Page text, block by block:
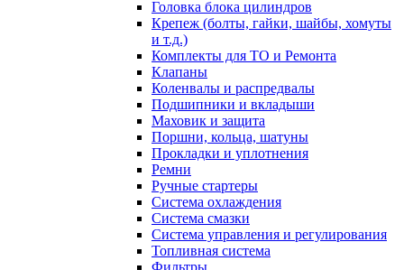
Головка блока цилиндров
Крепеж (болты, гайки, шайбы, хомуты
и т.д.)
Комплекты для ТО и Ремонта
Клапаны
Коленвалы и распредвалы
Подшипники и вкладыши
Маховик и защита
Поршни, кольца, шатуны
Прокладки и уплотнения
Ремни
Ручные стартеры
Система охлаждения
Система смазки
Система управления и регулирования
Топливная система
Фильтры